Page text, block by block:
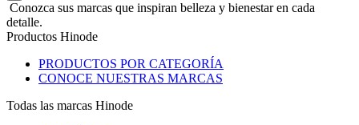
Conozca sus marcas que inspiran belleza y bienestar en cada
detalle.
Productos Hinode
PRODUCTOS POR CATEGORÍA
CONOCE NUESTRAS MARCAS
Todas las marcas Hinode